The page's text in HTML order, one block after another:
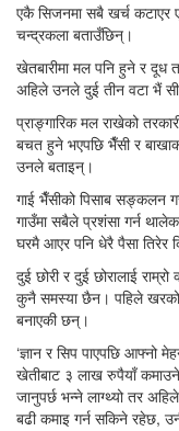
एकै सिजनमा सबै खर्च
चन्द्रकला बताउँछिन्।
खेतबारीमा मल पनि हुने र दूध
अहिले उनले दुई तीन वटा भैं
प्राङ्गारिक मल राखेको
बचत हुने भएपछि भैँसी र
उनले बताइन्।
गाई भैँसीको पिसाब सङ्कलन
गाउँमा सबैले प्रशंसा गर्न
घरमै आएर पनि धेरै पैसा तिरेर
दुई छोरी र दुई छोरालाई
कुनै समस्या छैन। पहिले खरको
बनाएकी छन्।
‘ज्ञान र सिप पाएपछि आफ्नो
खेतीबाट ३ लाख रुपैयाँ
जानुपर्छ भन्ने लाग्थ्यो तर
बढी कमाइ गर्न सकिने रहेछ,